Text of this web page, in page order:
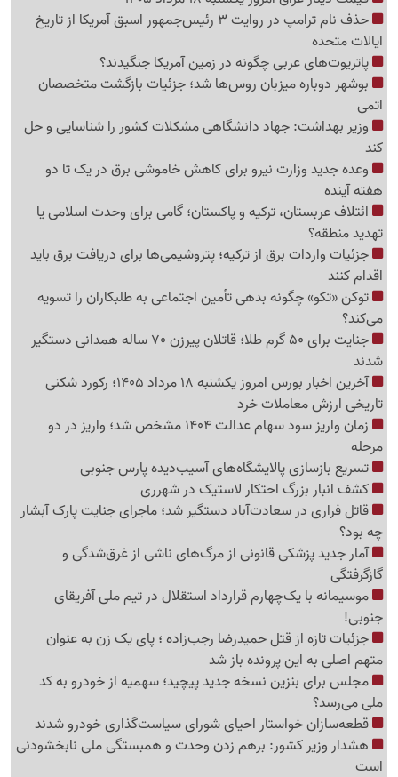
حذف نام ترامپ در روایت 3 رئیس‌جمهور اسبق آمریکا از تاریخ
ایالات متحده
پاتریوت‌های عربی چگونه در زمین آمریکا جنگیدند؟
بوشهر دوباره میزبان روس‌ها شد؛ جزئیات بازگشت متخصصان
اتمی
وزیر بهداشت: جهاد دانشگاهی مشکلات کشور را شناسایی و حل
کند
وعده جدید وزارت نیرو برای کاهش خاموشی برق در یک تا دو
هفته آینده
ائتلاف عربستان، ترکیه و پاکستان؛ گامی برای وحدت اسلامی یا
تهدید منطقه؟
جزئیات واردات برق از ترکیه؛ پتروشیمی‌ها برای دریافت برق باید
اقدام کنند
توکن «تکو» چگونه بدهی تأمین اجتماعی به طلبکاران را تسویه
می‌کند؟
جنایت برای 50 گرم طلا؛ قاتلان پیرزن 70 ساله همدانی دستگیر
شدند
آخرین اخبار بورس امروز یکشنبه 18 مرداد 1405؛ رکورد شکنی
تاریخی ارزش معاملات خرد
زمان واریز سود سهام عدالت 1404 مشخص شد؛ واریز در دو
مرحله
تسریع بازسازی پالایشگاه‌های آسیب‌دیده پارس جنوبی
کشف انبار بزرگ احتکار لاستیک در شهرری
قاتل فراری در سعادت‌آباد دستگیر شد؛ ماجرای جنایت پارک آبشار
چه بود؟
آمار جدید پزشکی قانونی از مرگ‌های ناشی از غرق‌شدگی و
گازگرفتگی
موسیمانه با یک‌چهارم قرارداد استقلال در تیم ملی آفریقای
جنوبی!
جزئیات تازه از قتل حمیدرضا رجب‌زاده ؛ پای یک زن به عنوان
متهم اصلی به این پرونده باز شد
مجلس برای بنزین نسخه جدید پیچید؛ سهمیه از خودرو به کد
ملی می‌رسد؟
قطعه‌سازان خواستار احیای شورای سیاست‌گذاری خودرو شدند
هشدار وزیر کشور: برهم زدن وحدت و همبستگی ملی نابخشودنی
است